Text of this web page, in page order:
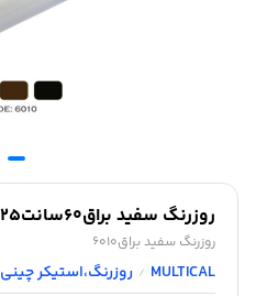
روزرنگ سفید براق60سانت25متری کد:6010
روزرنگ سفید براق6010
MULTICAL
/ روزرنگ،استیکر چینی